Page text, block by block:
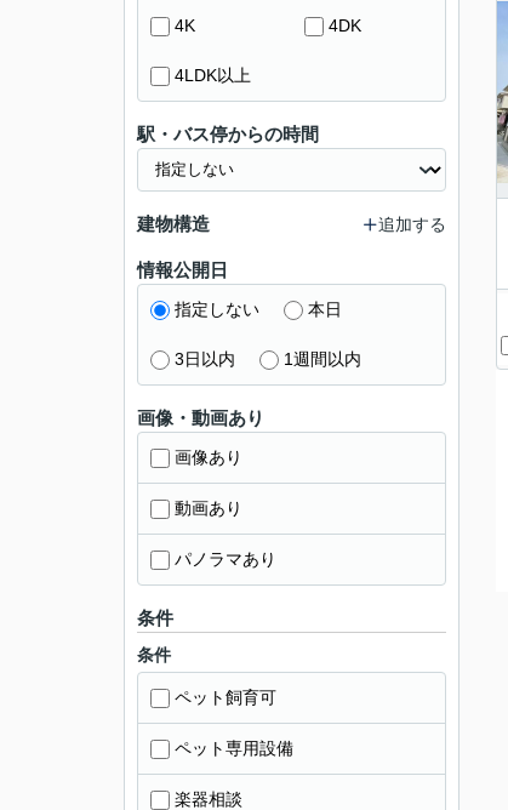
4K 4DK
4LDK以上
駅・バス停からの時間
建物構造 追加する
情報公開日
指定しない 本日
3日以内 1週間以内
画像・動画あり
画像あり
動画あり
パノラマあり
条件
条件
ペット飼育可
ペット専用設備
楽器相談